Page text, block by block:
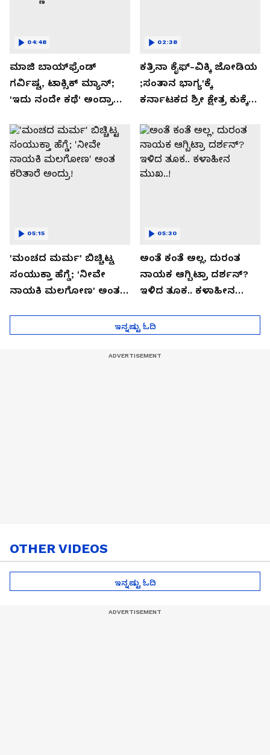
ಮಾಜಿ ಬಾಯ್‌ಫ್ರೆಂಡ್
ಗರ್ವಿಷ್ಟ, ಟಾಕ್ಸಿಕ್ ಮ್ಯಾನ್;
'ಇದು ನಂದೇ ಕಥೆ' ಅಂದ್ರಾ
ಮಂದಣ್ಣ?
04:48
ಕತ್ರಿನಾ ಕೈಫ್-ವಿಕ್ಕಿ ಜೋಡಿಯ
;ಸಂತಾನ ಭಾಗ್ಯ'ಕ್ಕೆ
ಕರ್ನಾಟಕದ ಶ್ರೀ ಕ್ಷೇತ್ರ ಕುಕ್ಕೆ
02:38
'ಮಂಚದ ಮರ್ಮ' ಬಿಚ್ಚಿಟ್ಟ
ಸಂಯುಕ್ತಾ ಹೆಗ್ಡೆ; 'ನೀವೇ
ನಾಯಕಿ ಮಲಗೋಣ' ಅಂತ
05:15
ಅಂತೆ ಕಂತೆ ಅಲ್ಲ, ದುರಂತ
ನಾಯಕ ಆಗ್ಬಿಟ್ರಾ ದರ್ಶನ್?
ಇಳಿದ ತೂಕ.. ಕಳಾಹೀನ
05:30
ಇನ್ನಷ್ಟು ಓದಿ
OTHER VIDEOS
ಇನ್ನಷ್ಟು ಓದಿ